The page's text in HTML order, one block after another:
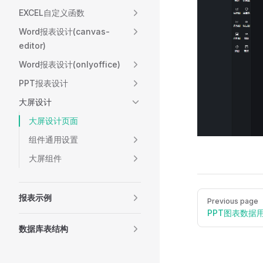
EXCEL自定义函数
Word报表设计(canvas-
editor)
Word报表设计(onlyoffice)
PPT报表设计
大屏设计
大屏设计页面
组件通用设置
大屏组件
报表示例
数据库表结构
PagerPrevious page
PPT图表数据